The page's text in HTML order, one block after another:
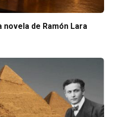
novela de Ramón Lara